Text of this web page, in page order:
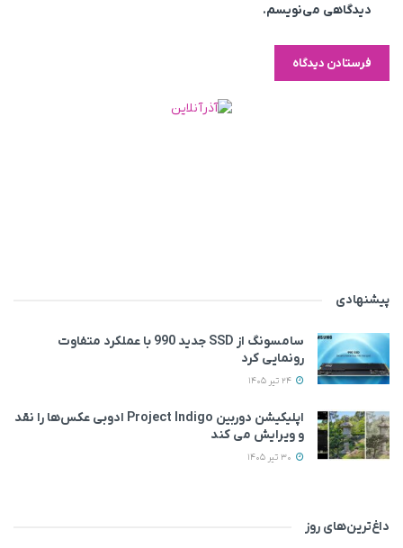
دیدگاهی می‌نویسم.
پیشنهادی
سامسونگ از SSD جدید 990 با عملکرد متفاوت
رونمایی کرد
اپلیکیشن دوربین Project Indigo ادوبی عکس‌ها را نقد
و ویرایش می‌ کند
داغ‌ترین‌های روز